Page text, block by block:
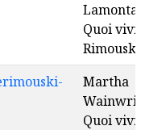
Quoi
Rimouski
Martha
Quoi